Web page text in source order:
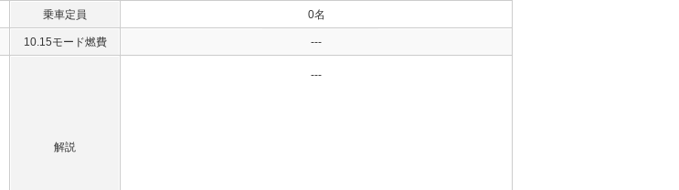
乗車定員 0名
10.15モード燃費 ---
解説
---